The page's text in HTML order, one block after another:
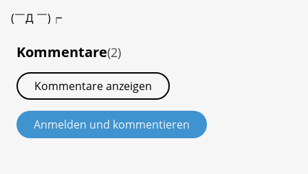
(￣Д ￣)┍
Kommentare(2)
Kommentare anzeigen
Anmelden und kommentieren